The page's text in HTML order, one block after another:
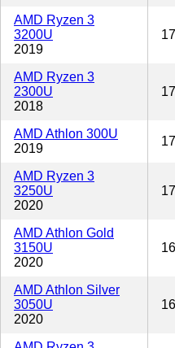
AMD Ryzen 3
3200U
2019
AMD Ryzen 3
2300U
2018
AMD Athlon 300U
2019
AMD Ryzen 3
3250U
2020
AMD Athlon Gold
3150U
2020
AMD Athlon Silver
3050U
2020